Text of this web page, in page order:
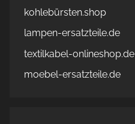
kohlebürsten.shop
lampen-ersatzteile.de
textilkabel-onlineshop.de
moebel-ersatzteile.de